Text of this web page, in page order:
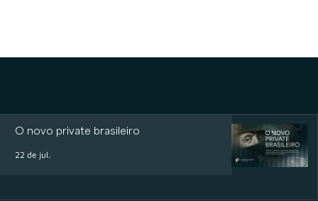
O novo private brasileiro
22 de jul.